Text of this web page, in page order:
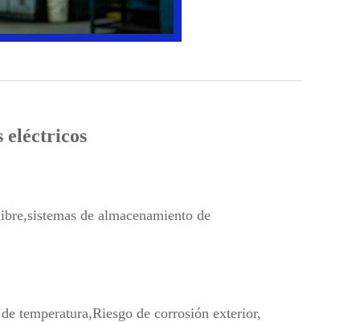
eléctricos
sistemas de almacenamiento de
temperatura,Riesgo de corrosión exterior,